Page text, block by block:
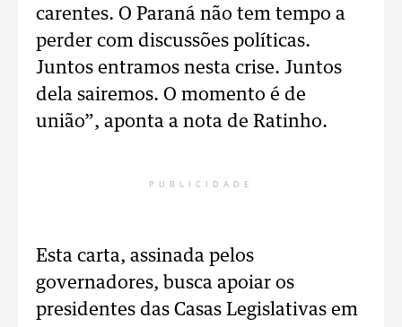
carentes. O Paraná não tem tempo a
perder com discussões políticas.
Juntos entramos nesta crise. Juntos
dela sairemos. O momento é de
união”, aponta a nota de Ratinho.
PUBLICIDADE
Esta carta, assinada pelos
governadores, busca apoiar os
presidentes das Casas Legislativas em